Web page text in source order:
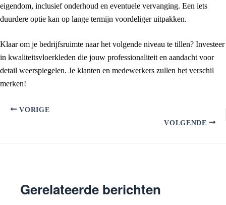
eigendom, inclusief onderhoud en eventuele vervanging. Een iets
duurdere optie kan op lange termijn voordeliger uitpakken.
Klaar om je bedrijfsruimte naar het volgende niveau te tillen? Investeer
in kwaliteitsvloerkleden die jouw professionaliteit en aandacht voor
detail weerspiegelen. Je klanten en medewerkers zullen het verschil
merken!
VORIGE
VOLGENDE
Gerelateerde berichten